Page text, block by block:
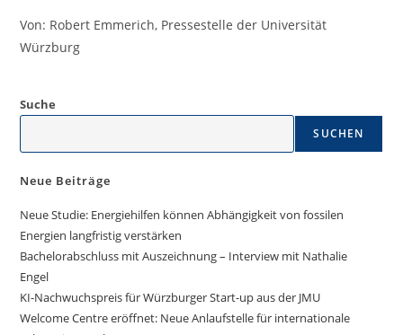
Von: Robert Emmerich, Pressestelle der Universität
Würzburg
Suche
SUCHEN
Neue Beiträge
Neue Studie: Energiehilfen können Abhängigkeit von fossilen
Energien langfristig verstärken
Bachelorabschluss mit Auszeichnung – Interview mit Nathalie
Engel
KI-Nachwuchspreis für Würzburger Start-up aus der JMU
Welcome Centre eröffnet: Neue Anlaufstelle für internationale